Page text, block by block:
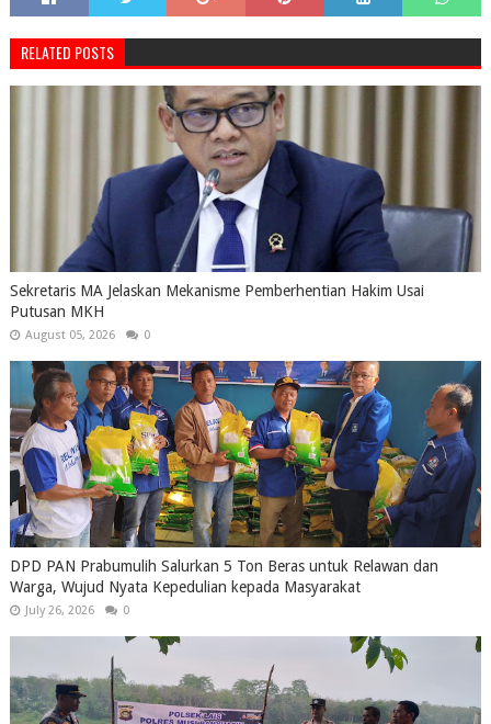
RELATED POSTS
Sekretaris MA Jelaskan Mekanisme Pemberhentian Hakim Usai
Putusan MKH
August 05, 2026 0
DPD PAN Prabumulih Salurkan 5 Ton Beras untuk Relawan dan
Warga, Wujud Nyata Kepedulian kepada Masyarakat
July 26, 2026 0